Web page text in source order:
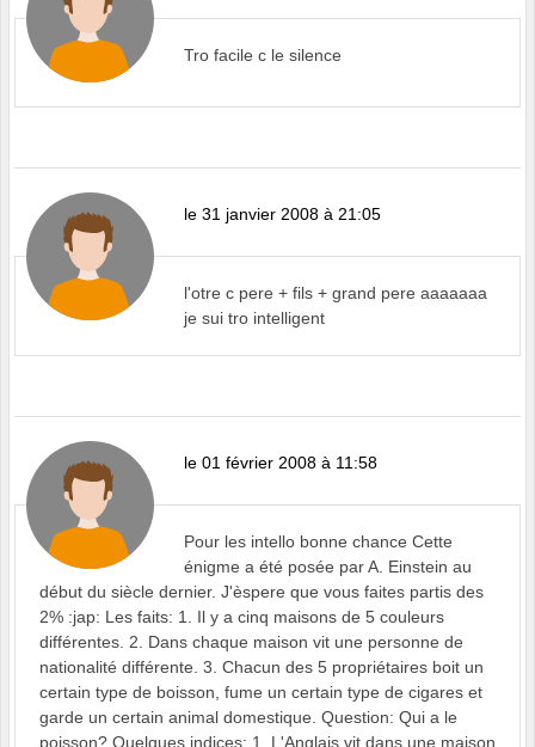
Tro facile c le silence
le 31 janvier 2008 à 21:05
l'otre c pere + fils + grand pere aaaaaaa
je sui tro intelligent
le 01 février 2008 à 11:58
Pour les intello bonne chance Cette
énigme a été posée par A. Einstein au
début du siècle dernier. J'èspere que vous faites partis des
2% :jap: Les faits: 1. Il y a cinq maisons de 5 couleurs
différentes. 2. Dans chaque maison vit une personne de
nationalité différente. 3. Chacun des 5 propriétaires boit un
certain type de boisson, fume un certain type de cigares et
garde un certain animal domestique. Question: Qui a le
poisson? Quelques indices: 1. L'Anglais vit dans une maison